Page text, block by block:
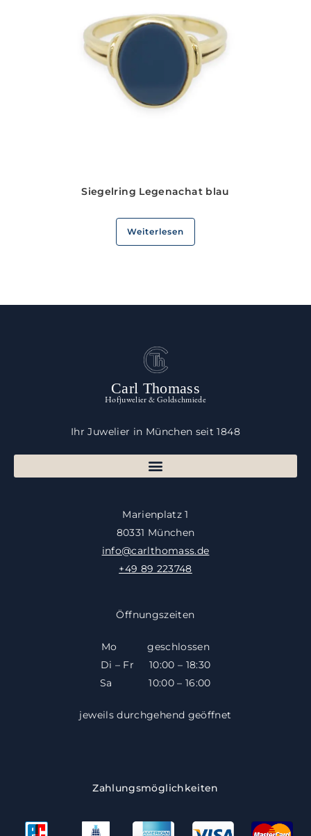
Siegelring Legenachat blau
Weiterlesen
Carl Thomass
Hofjuwelier & Goldschmiede
Ihr Juwelier in München seit 1848
Marienplatz 1
80331 München
info@carlthomass.de
+49 89 223748
Öffnungszeiten
Mo geschlossen
Di – Fr 10:00 – 18:30
​​Sa 10:00 – 16:00
jeweils durchgehend geöffnet
Zahlungsmöglichkeiten